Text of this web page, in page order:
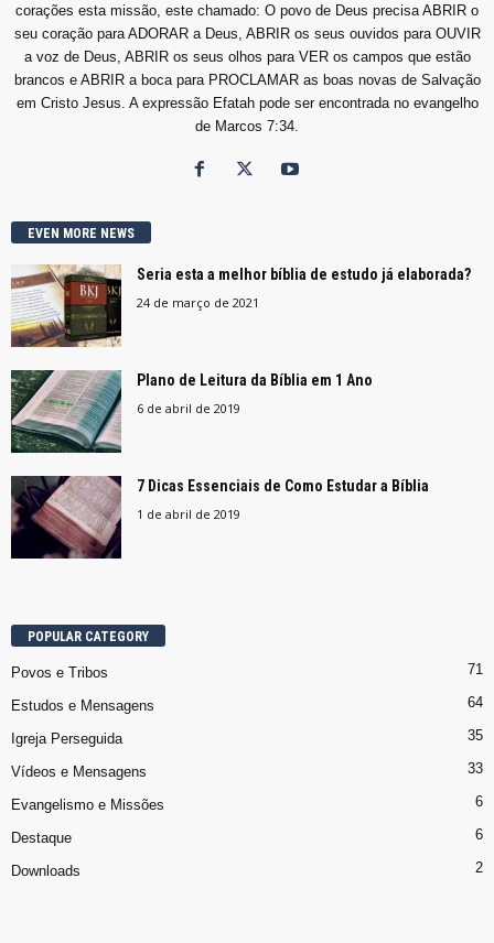
corações esta missão, este chamado: O povo de Deus precisa ABRIR o
seu coração para ADORAR a Deus, ABRIR os seus ouvidos para OUVIR
a voz de Deus, ABRIR os seus olhos para VER os campos que estão
brancos e ABRIR a boca para PROCLAMAR as boas novas de Salvação
em Cristo Jesus. A expressão Efatah pode ser encontrada no evangelho
de Marcos 7:34.
EVEN MORE NEWS
Seria esta a melhor bíblia de estudo já elaborada?
24 de março de 2021
Plano de Leitura da Bíblia em 1 Ano
6 de abril de 2019
7 Dicas Essenciais de Como Estudar a Bíblia
1 de abril de 2019
POPULAR CATEGORY
Povos e Tribos 71
Estudos e Mensagens 64
Igreja Perseguida 35
Vídeos e Mensagens 33
Evangelismo e Missões 6
Destaque 6
Downloads 2